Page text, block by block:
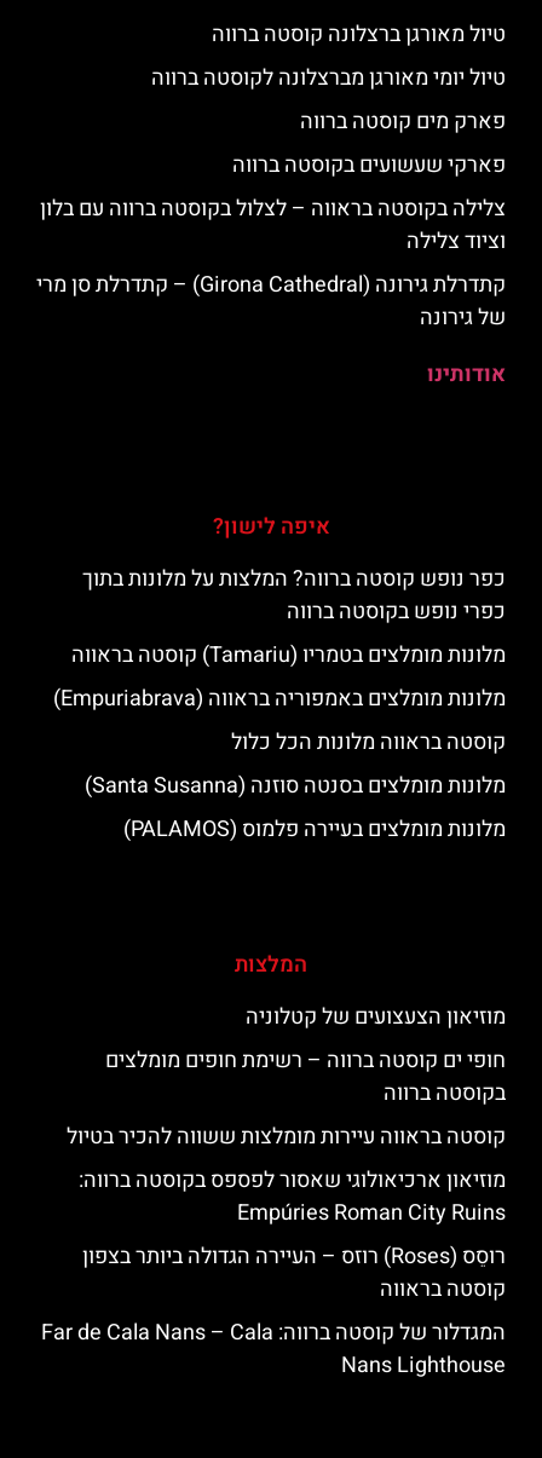
טיול מאורגן ברצלונה קוסטה ברווה
טיול יומי מאורגן מברצלונה לקוסטה ברווה
פארק מים קוסטה ברווה
פארקי שעשועים בקוסטה ברווה
צלילה בקוסטה בראווה – לצלול בקוסטה ברווה עם בלון
וציוד צלילה
קתדרלת גירונה (Girona Cathedral) – קתדרלת סן מרי
של גירונה
אודותינו
איפה לישון?
כפר נופש קוסטה ברווה? המלצות על מלונות בתוך
כפרי נופש בקוסטה ברווה
מלונות מומלצים בטמריו (Tamariu) קוסטה בראווה
מלונות מומלצים באמפוריה בראווה (Empuriabrava)
קוסטה בראווה מלונות הכל כלול
מלונות מומלצים בסנטה סוזנה (Santa Susanna)
מלונות מומלצים בעיירה פלמוס (PALAMOS)
המלצות
מוזיאון הצעצועים של קטלוניה
חופי ים קוסטה ברווה – רשימת חופים מומלצים
בקוסטה ברווה
קוסטה בראווה עיירות מומלצות ששווה להכיר בטיול
מוזיאון ארכיאולוגי שאסור לפספס בקוסטה ברווה:
Empúries Roman City Ruins
רוסֵס (Roses) רוזס – העיירה הגדולה ביותר בצפון
קוסטה בראווה
המגדלור של קוסטה ברווה: ‪‪Far de Cala Nans – Cala
Nans Lighthouse‬‬